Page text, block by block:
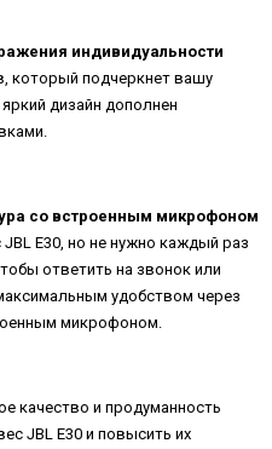
индивидуальности
который подчеркнет вашу
дизайн дополнен
со встроенным микрофоном
E30, но не нужно каждый раз
ответить на звонок или
удобством через
микрофоном.
качество и продуманность
JBL E30 и повысить их